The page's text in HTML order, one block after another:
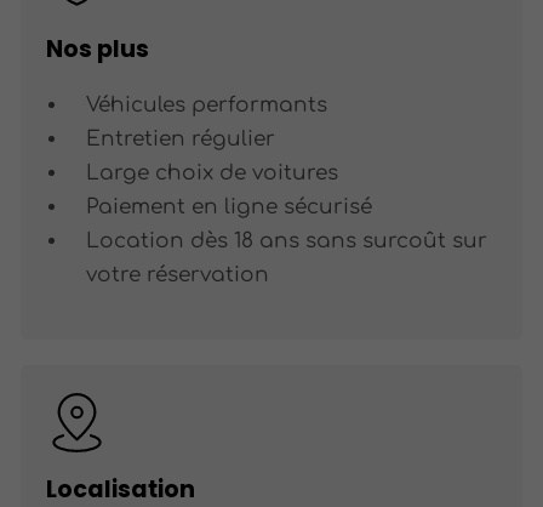
Nos plus
Véhicules performants
Entretien régulier
Large choix de voitures
Paiement en ligne sécurisé
Location dès 18 ans sans surcoût sur
votre réservation
Localisation